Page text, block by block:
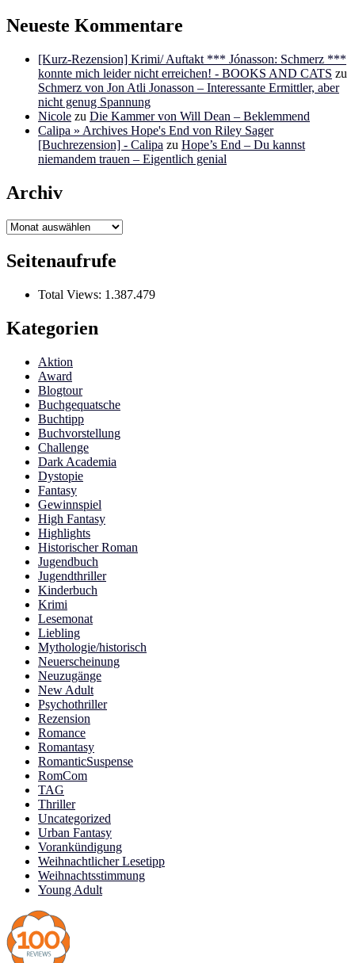
Neueste Kommentare
[Kurz-Rezension] Krimi/ Auftakt *** Jónasson: Schmerz ***
konnte mich leider nicht erreichen! - BOOKS AND CATS zu
Schmerz von Jon Atli Jonasson – Interessante Ermittler, aber
nicht genug Spannung
Nicole zu Die Kammer von Will Dean – Beklemmend
Calipa » Archives Hope's End von Riley Sager
[Buchrezension] - Calipa zu Hope’s End – Du kannst
niemandem trauen – Eigentlich genial
Archiv
Archiv
Seitenaufrufe
Total Views: 1.387.479
Kategorien
Aktion
Award
Blogtour
Buchgequatsche
Buchtipp
Buchvorstellung
Challenge
Dark Academia
Dystopie
Fantasy
Gewinnspiel
High Fantasy
Highlights
Historischer Roman
Jugendbuch
Jugendthriller
Kinderbuch
Krimi
Lesemonat
Liebling
Mythologie/historisch
Neuerscheinung
Neuzugänge
New Adult
Psychothriller
Rezension
Romance
Romantasy
RomanticSuspense
RomCom
TAG
Thriller
Uncategorized
Urban Fantasy
Vorankündigung
Weihnachtlicher Lesetipp
Weihnachtsstimmung
Young Adult